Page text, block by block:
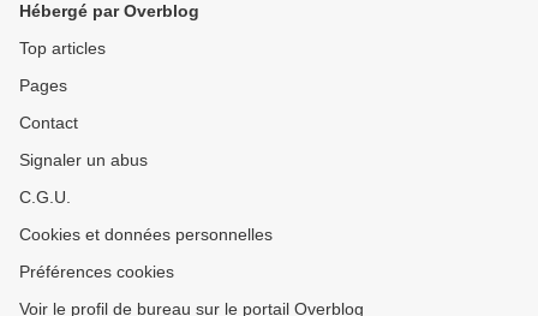
Hébergé par Overblog
Top articles
Pages
Contact
Signaler un abus
C.G.U.
Cookies et données personnelles
Préférences cookies
Voir le profil de bureau sur le portail Overblog